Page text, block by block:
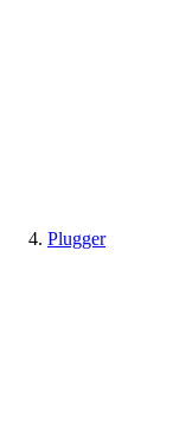
Plugger